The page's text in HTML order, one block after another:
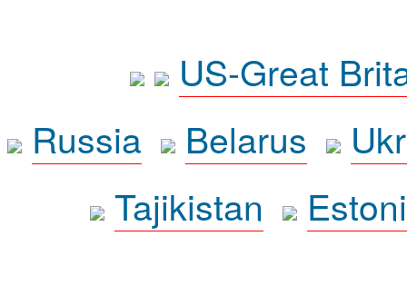
US-Great
Russia
Belarus
Tajikistan